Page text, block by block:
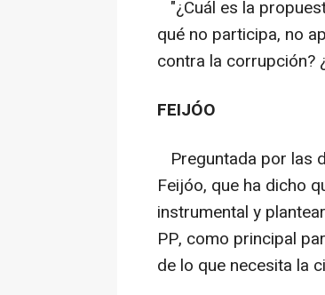
"¿Cuál es la
qué no participa, no
contra la corrupción?
FEIJÓO
Preguntada por las
Feijóo, que ha dicho
instrumental y
PP, como principal
de lo que necesita la